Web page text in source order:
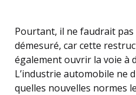
Pourtant, il ne faudrait pas
démesuré, car cette
également ouvrir la voie à
L’industrie automobile ne
quelles nouvelles normes